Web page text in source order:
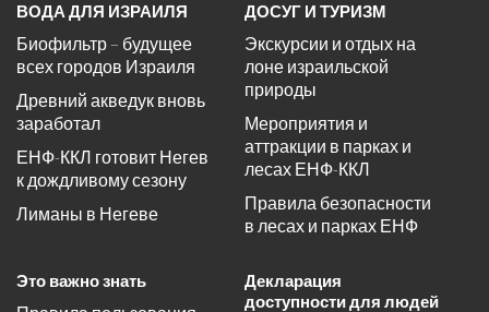
ВОДА ДЛЯ ИЗРАИЛЯ
Биофильтр – будущее
всех городов Израиля
Древний акведук вновь
заработал
ЕНФ-ККЛ готовит Негев
к дождливому сезону
Лиманы в Негеве
ДОСУГ И ТУРИЗМ
Экскурсии и отдых на
лоне израильской
природы
Мероприятия и
аттракции в парках и
лесах ЕНФ-ККЛ
Правила безопасности
в лесах и парках ЕНФ
Это важно знать
Декларация
доступности для людей